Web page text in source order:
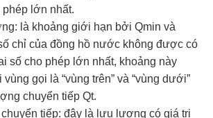
phép lớn nhất.
là khoảng giới hạn bởi Qmin và
chỉ của đồng hồ nước không được có
số cho phép lớn nhất, khoảng này
gọi là “vùng trên” và “vùng dưới”
chuyển tiếp Qt.
tiếp: đây là lưu lượng có giá trị